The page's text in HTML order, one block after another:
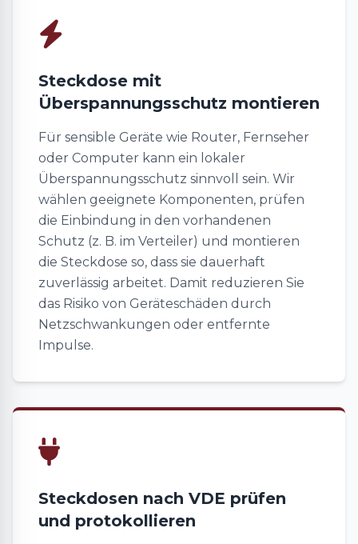
Steckdose mit
Überspannungsschutz montieren
Für sensible Geräte wie Router, Fernseher
oder Computer kann ein lokaler
Überspannungsschutz sinnvoll sein. Wir
wählen geeignete Komponenten, prüfen
die Einbindung in den vorhandenen
Schutz (z. B. im Verteiler) und montieren
die Steckdose so, dass sie dauerhaft
zuverlässig arbeitet. Damit reduzieren Sie
das Risiko von Geräteschäden durch
Netzschwankungen oder entfernte
Impulse.
Steckdosen nach VDE prüfen
und protokollieren